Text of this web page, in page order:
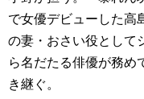
で女優デビューした高
の妻・おさい役として
ら名だたる俳優が務め
き継ぐ。